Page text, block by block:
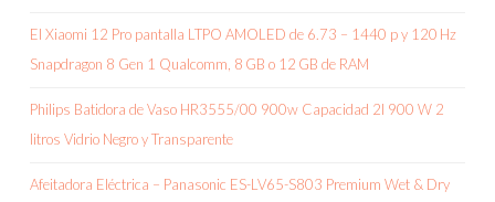
El Xiaomi 12 Pro pantalla LTPO AMOLED de 6.73 – 1440 p y 120 Hz
Snapdragon 8 Gen 1 Qualcomm, 8 GB o 12 GB de RAM
Philips Batidora de Vaso HR3555/00 900w Capacidad 2l 900 W 2
litros Vidrio Negro y Transparente
Afeitadora Eléctrica – Panasonic ES-LV65-S803 Premium Wet & Dry